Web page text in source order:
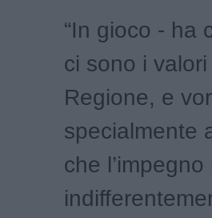
“In gioco - ha
ci sono i
Regione, e
specialmente
che